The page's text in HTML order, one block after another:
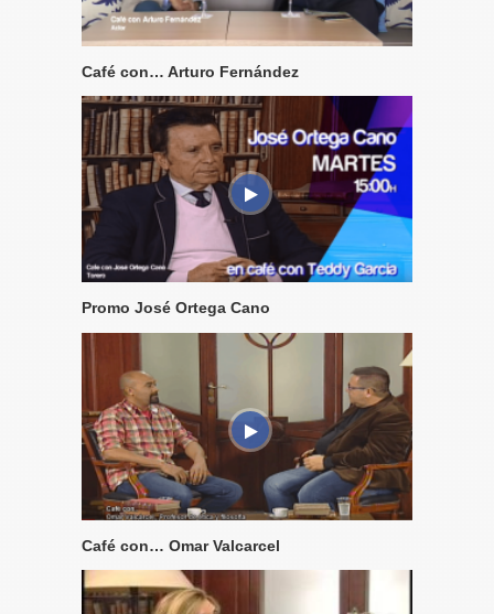
Café con… Arturo Fernández
Promo José Ortega Cano
Café con… Omar Valcarcel